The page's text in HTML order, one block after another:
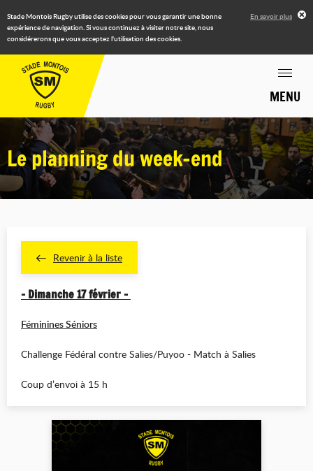
Stade Montois Rugby utilise des cookies pour vous garantir une bonne
expérience de navigation. Si vous continuez à visiter notre site, nous
considérerons que vous acceptez l'utilisation des cookies.
En savoir plus
MENU
Le planning du week-end
Revenir à la liste
- Dimanche 17 février -
Féminines Séniors
Challenge Fédéral contre Salies/Puyoo - Match à Salies
Coup d’envoi à 15 h